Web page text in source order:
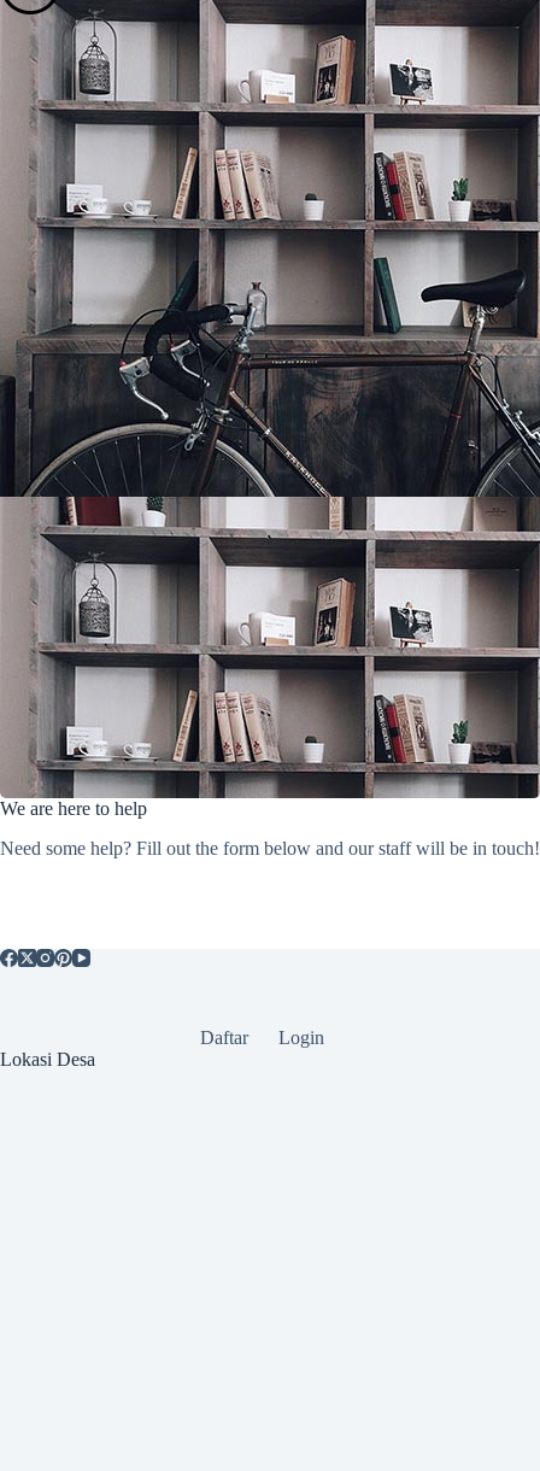
We are here to help
Need some help? Fill out the form below and our staff will be in touch!
Daftar
Login
Lokasi Desa